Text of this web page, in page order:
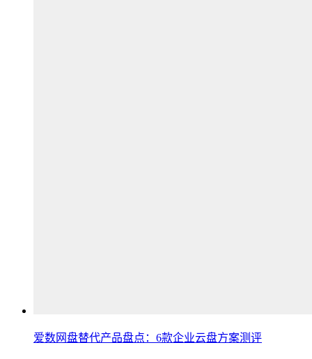
爱数网盘替代产品盘点：6款企业云盘方案测评